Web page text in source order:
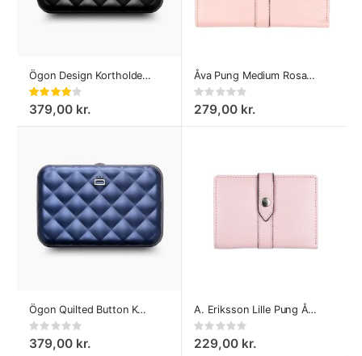
Ögon Design Kortholder Quilted Button
Bedømmelse:
379,00 kr.
Åva Pung Medium Rosa fra A. Eriksson
Rating:
279,00 kr.
Ögon Quilted Button Kortholder Navy-Blue
Rating:
379,00 kr.
A. Eriksson Lille Pung Åva Rosa
Rating:
229,00 kr.